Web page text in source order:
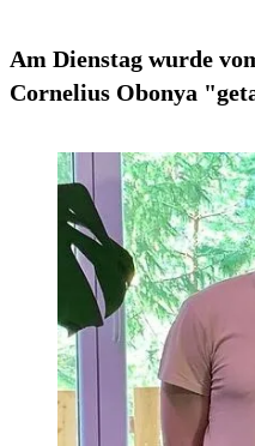
Am Dienstag wurde
Cornelius Obonya